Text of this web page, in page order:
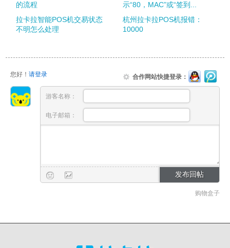
的流程
示“80，MAC”或“签到...
拉卡拉智能POS机交易状态
不明怎么处理
杭州拉卡拉POS机报错：
10000
您好！ 请登录 合作网站快捷登录：
游客名称：
电子邮箱：
购物盒子